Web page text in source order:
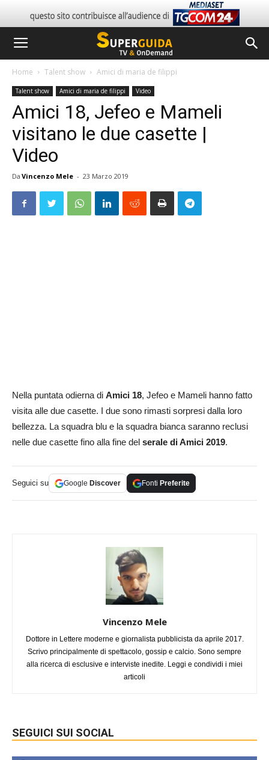
Home Talent show Amici di maria de filippi
Talent show Amici di maria de filippi Video
Amici 18, Jefeo e Mameli
visitano le due casette |
Video
Da Vincenzo Mele - 23 Marzo 2019
Nella puntata odierna di Amici 18, Jefeo e Mameli hanno fatto
visita alle due casette. I due sono rimasti sorpresi dalla loro
bellezza. La squadra blu e la squadra bianca saranno reclusi
nelle due casette fino alla fine del serale di Amici 2019.
Seguici su Google Discover Fonti Preferite
Vincenzo Mele
Dottore in Lettere moderne e giornalista pubblicista da aprile 2017.
Scrivo principalmente di spettacolo, gossip e calcio. Sono sempre
alla ricerca di esclusive e interviste inedite. Leggi e condividi i miei
articoli
SEGUICI SUI SOCIAL